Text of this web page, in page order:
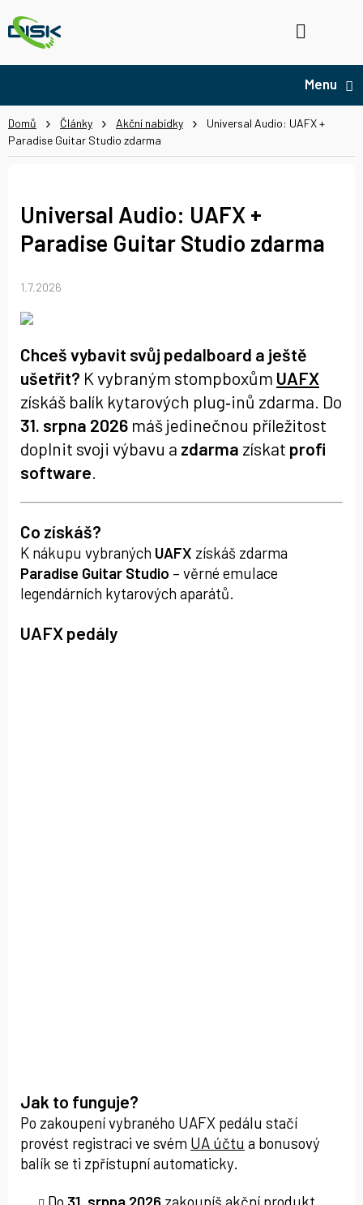
na
obsah
Domů Články Akční nabídky
Universal Audio: UAFX +
Paradise Guitar Studio zdarma
Universal Audio: UAFX +
Paradise Guitar Studio zdarma
1.7.2026
Chceš vybavit svůj pedalboard a ještě
ušetřit? K vybraným stompboxům UAFX
získáš balík kytarových plug‑inů zdarma. Do
31. srpna 2026 máš jedinečnou příležitost
doplnit svoji výbavu a zdarma získat profi
software.
Co získáš?
K nákupu vybraných UAFX získáš zdarma
Paradise Guitar Studio – věrné emulace
legendárních kytarových aparátů.
UAFX pedály
Jak to funguje?
Po zakoupení vybraného UAFX pedálu stačí
provést registraci ve svém UA účtu a bonusový
balík se ti zpřístupní automaticky.